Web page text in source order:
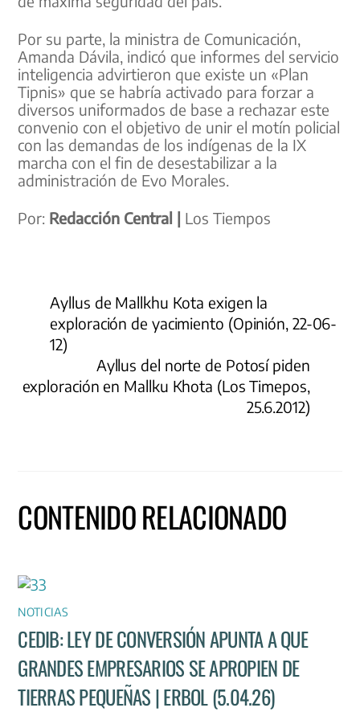
Por su parte, la ministra de Comunicación,
Amanda Dávila, indicó que informes del servicio
inteligencia advirtieron que existe un «Plan
Tipnis» que se habría activado para forzar a
diversos uniformados de base a rechazar este
convenio con el objetivo de unir el motín policial
con las demandas de los indígenas de la IX
marcha con el fin de desestabilizar a la
administración de Evo Morales.
Por: Redacción Central | Los Tiempos
Ayllus de Mallkhu Kota exigen la
exploración de yacimiento (Opinión, 22-06-
12)
Ayllus del norte de Potosí piden
exploración en Mallku Khota (Los Timepos,
25.6.2012)
CONTENIDO RELACIONADO
NOTICIAS
CEDIB: LEY DE CONVERSIÓN APUNTA A QUE
GRANDES EMPRESARIOS SE APROPIEN DE
TIERRAS PEQUEÑAS | ERBOL (5.04.26)